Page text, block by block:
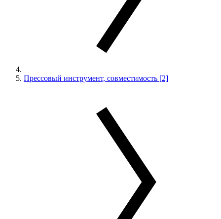
Прессовый инструмент, совместимость [2]